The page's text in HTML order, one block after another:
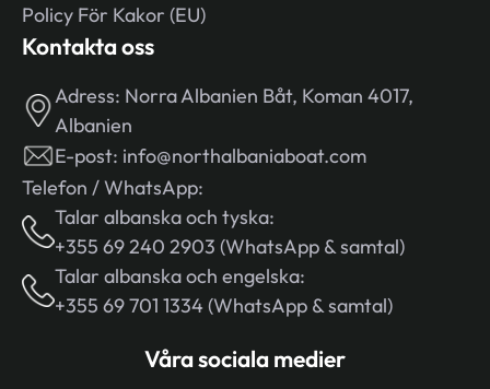
Policy För Kakor (EU)
Kontakta oss
Adress: Norra Albanien Båt, Koman 4017,
Albanien
E-post: info@northalbaniaboat.com
Telefon / WhatsApp:
Talar albanska och tyska:
+355 69 240 2903 (WhatsApp & samtal)
Talar albanska och engelska:
+355 69 701 1334 (WhatsApp & samtal)
Våra sociala medier